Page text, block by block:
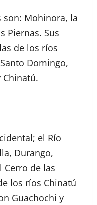
son: Mohinora, la
Piernas. Sus
de los ríos
Domingo,
Chinatú.
el Río
Durango,
de las
los ríos Chinatú
Guachochi y